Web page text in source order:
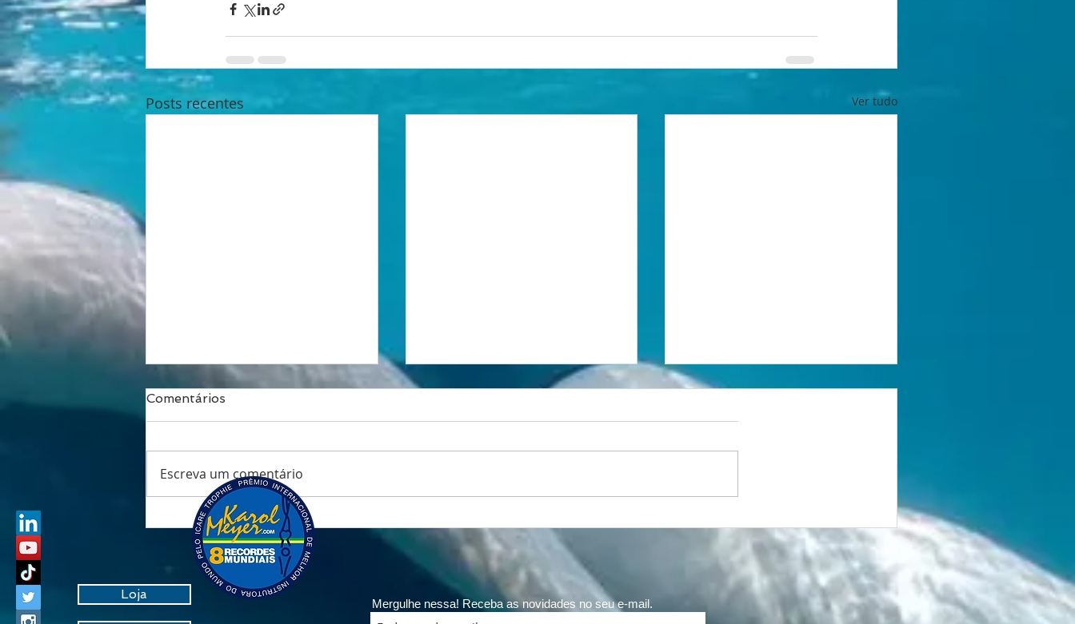
Posts recentes Ver tudo
Respirar é viver: o fôlego
que transforma saúde,
performance e
longevidade
longevidade: o fôlego que
conecta montanha e mar
coragem. 1 Lugar no
Campeonato Brasileiro
Master de XCO
Comentários
Escreva um comentário
Loja
Mergulhe nessa! Receba as novidades no seu e-mail.